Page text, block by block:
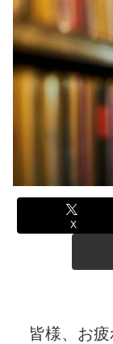
X
皆様、お疲